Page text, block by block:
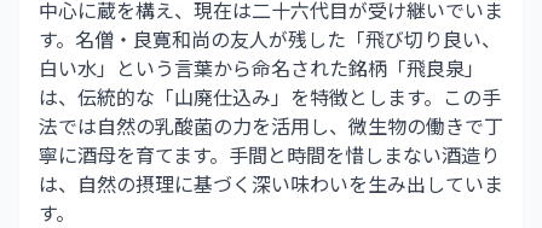
中心に蔵を構え、現在は二十六代目が受け継いでいま
す。名僧・良寛和尚の友人が残した「飛び切り良い、
白い水」という言葉から命名された銘柄「飛良泉」
は、伝統的な「山廃仕込み」を特徴とします。この手
法では自然の乳酸菌の力を活用し、微生物の働きで丁
寧に酒母を育てます。手間と時間を惜しまない酒造り
は、自然の摂理に基づく深い味わいを生み出していま
す。